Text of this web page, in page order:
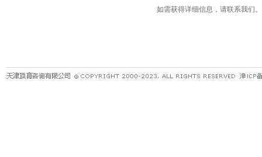
如需获得详细信息，请联系我们。